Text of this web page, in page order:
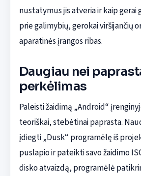
nustatymus jis atveria ir kaip gerai
prie galimybių, gerokai viršijančių
aparatinės įrangos ribas.
Daugiau nei
perkėlimas
Paleisti žaidimą „Android“
teoriškai, stebėtinai paprasta.
įdiegti „Dusk“ programėlę iš
puslapio ir pateikti savo žaidimo
disko atvaizdą, programėlė